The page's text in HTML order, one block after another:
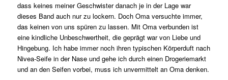
dass keines meiner Geschwister danach je in der Lage war
dieses Band auch nur zu lockern. Doch Oma versuchte immer,
das keinen von uns spüren zu lassen. Mit Oma verbunden ist
eine kindliche Unbeschwertheit, die geprägt war von Liebe und
Hingebung. Ich habe immer noch ihren typischen Körperduft nach
Nivea-Seife in der Nase und gehe ich durch einen Drogeriemarkt
und an den Seifen vorbei, muss ich unvermittelt an Oma denken.